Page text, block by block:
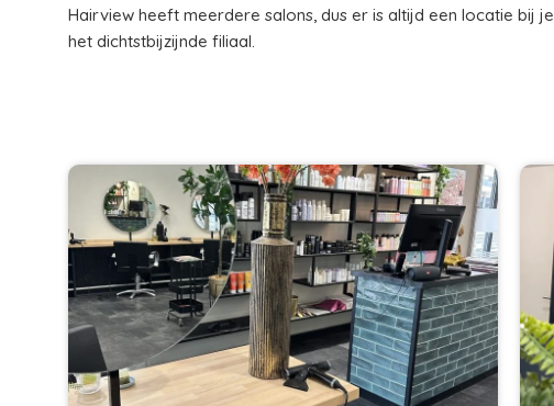
Hairview heeft meerdere salons, dus er is altijd een locatie bij
het dichtstbijzijnde filiaal.